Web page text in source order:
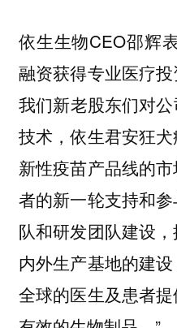
依生生物CEO邵辉
融资获得专业医疗
我们新老股东们对
技术，依生君安狂
新性疫苗产品线的
者的新一轮支持和
队和研发团队建设
内外生产基地的建
全球的医生及患者